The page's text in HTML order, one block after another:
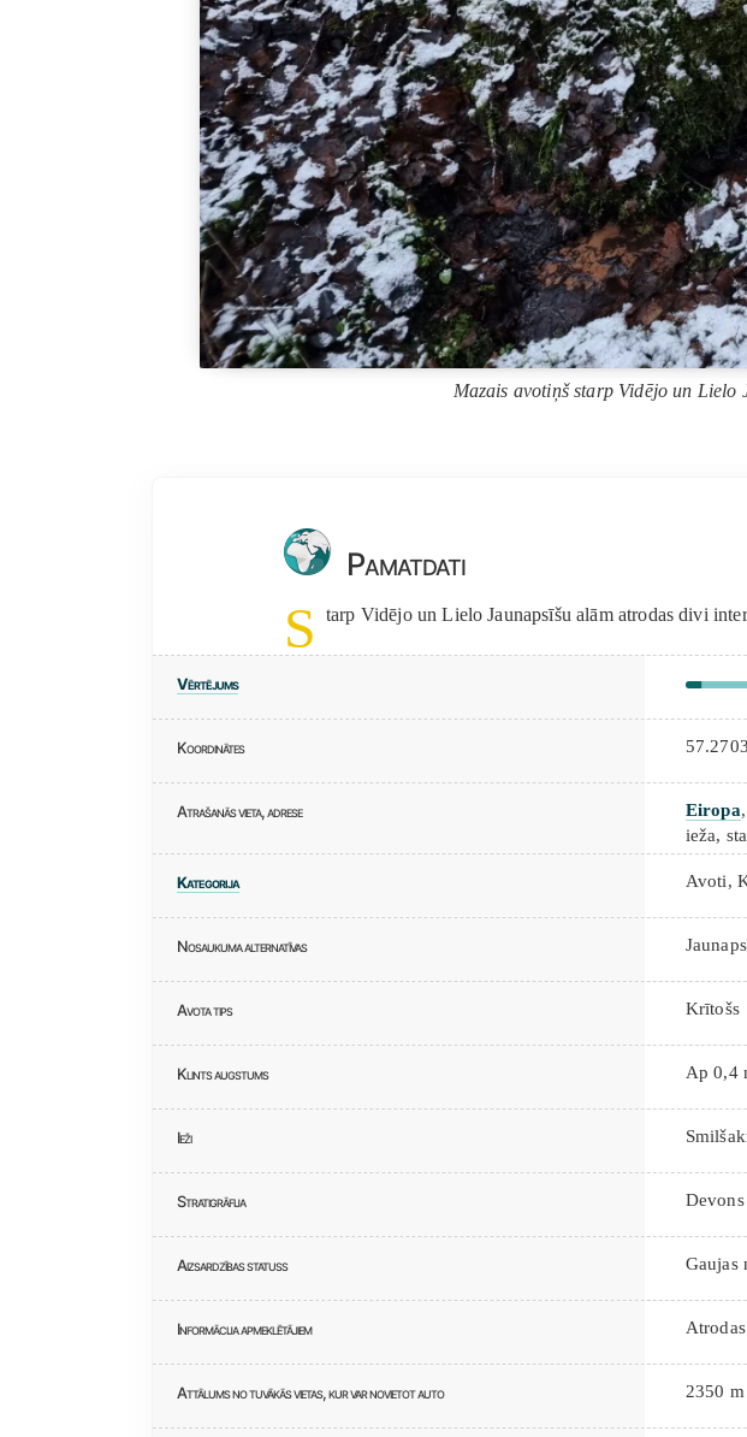
Mazais avotiņš starp Vidējo un Lielo
Pamatdati
S tarp Vidējo un Lielo Jaunapsīšu alām atrodas divi
Vērtējums
Koordinātes
Atrašanās vieta, adrese Eiropa
ieža,
Kategorija Avoti,
Nosaukuma alternatīvas
Avota tips Krītošs
Klints augstums Ap 0,4
Ieži
Stratigrāfija
Aizsardzības statuss Gaujas
Informācija apmeklētājiem
Attālums no tuvākās vietas, kur var novietot auto 2350 m